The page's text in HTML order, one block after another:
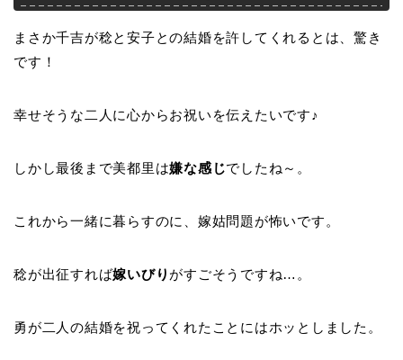
まさか千吉が稔と安子との結婚を許してくれるとは、驚き
です！
幸せそうな二人に心からお祝いを伝えたいです♪
しかし最後まで美都里は嫌な感じでしたね～。
これから一緒に暮らすのに、嫁姑問題が怖いです。
稔が出征すれば嫁いびり がすごそうですね…。
勇が二人の結婚を祝ってくれたことにはホッとしました。